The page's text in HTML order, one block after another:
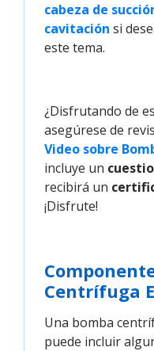
cabeza de
cavitación si
este tema.
¿Disfrutando de
asegúrese de
Video sobre
incluye un
recibirá un
¡Disfrute!
Centrífuga
Una bomba
puede incluir